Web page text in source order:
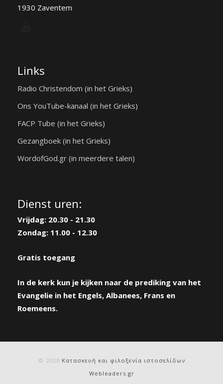
1930 Zaventem
Links
Radio Christendom (in het Grieks)
Ons YouTube-kanaal (in het Grieks)
FACP Tube (in het Grieks)
Gezangboek (in het Grieks)
WordofGod.gr (in meerdere talen)
Dienst uren:
Vrijdag: 20.30 - 21.30
Zondag: 11.00 - 12.30
Gratis toegang
In de kerk kun je kijken naar de prediking van het
Evangelie in het Engels, Albanees, Frans en
Roemeens.
© 2020 Κατασκευή και φιλοξενία ιστοσελίδων
Webleaders.gr